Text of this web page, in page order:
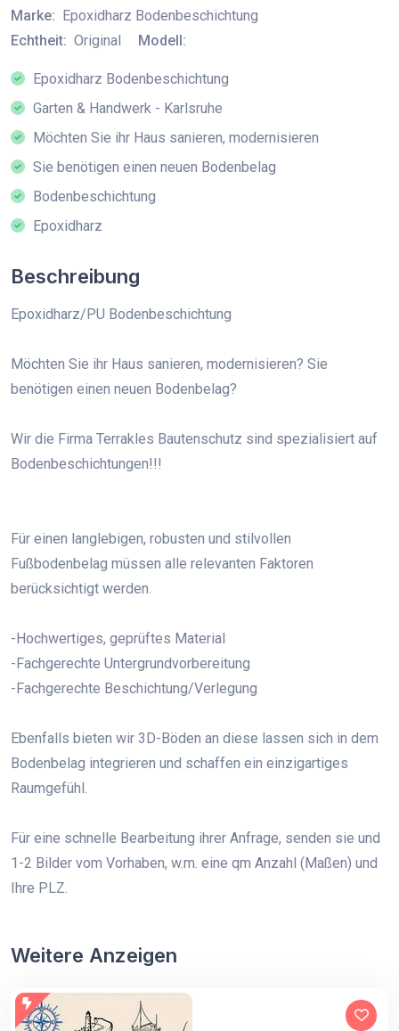
Marke: Epoxidharz Bodenbeschichtung
Echtheit: Original Modell:
Epoxidharz Bodenbeschichtung
Garten & Handwerk - Karlsruhe
Möchten Sie ihr Haus sanieren, modernisieren
Sie benötigen einen neuen Bodenbelag
Bodenbeschichtung
Epoxidharz
Beschreibung
Epoxidharz/PU Bodenbeschichtung
Möchten Sie ihr Haus sanieren, modernisieren? Sie
benötigen einen neuen Bodenbelag?
Wir die Firma Terrakles Bautenschutz sind spezialisiert auf
Bodenbeschichtungen!!!
Für einen langlebigen, robusten und stilvollen
Fußbodenbelag müssen alle relevanten Faktoren
berücksichtigt werden.
-Hochwertiges, geprüftes Material
-Fachgerechte Untergrundvorbereitung
-Fachgerechte Beschichtung/Verlegung
Ebenfalls bieten wir 3D-Böden an diese lassen sich in dem
Bodenbelag integrieren und schaffen ein einzigartiges
Raumgefühl.
Für eine schnelle Bearbeitung ihrer Anfrage, senden sie und
1-2 Bilder vom Vorhaben, w.m. eine qm Anzahl (Maßen) und
Ihre PLZ.
Weitere Anzeigen